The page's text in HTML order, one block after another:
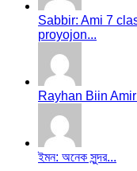
Sabbir: Ami 7
proyojon...
Rayhan Biin
ইমন: অনেক সুন্দর...